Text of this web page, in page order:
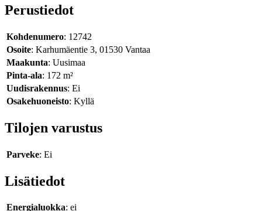
Perustiedot
Kohdenumero: 12742
Osoite: Karhumäentie 3, 01530 Vantaa
Maakunta: Uusimaa
Pinta-ala: 172 m²
Uudisrakennus: Ei
Osakehuoneisto: Kyllä
Tilojen varustus
Parveke: Ei
Lisätiedot
Energialuokka: ei